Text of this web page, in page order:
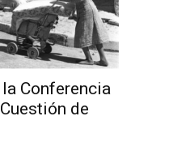
Conferencia
de